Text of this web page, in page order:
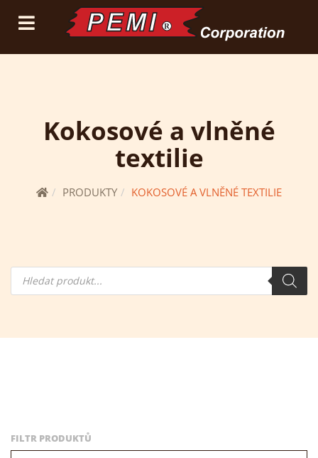
přihlásit se (current)registrace
Kokosové a vlněné
textilie
PRODUKTY KOKOSOVÉ A VLNĚNÉ TEXTILIE
Hledání
produktů
FILTR PRODUKTŮ